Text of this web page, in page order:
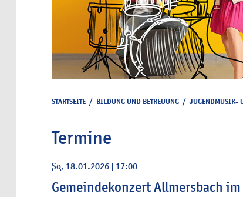
STARTSEITE / BILDUNG UND BETREUUNG /JUGENDMUSIK-
Termine
So, 18.01.2026 | 17:00
Gemeindekonzert Allmersbach im